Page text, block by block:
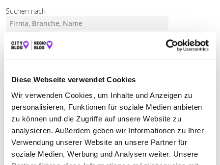
Diese Webseite verwendet Cookies
Wir verwenden Cookies, um Inhalte und Anzeigen zu
personalisieren, Funktionen für soziale Medien anbieten
zu können und die Zugriffe auf unsere Website zu
analysieren. Außerdem geben wir Informationen zu Ihrer
Verwendung unserer Website an unsere Partner für
soziale Medien, Werbung und Analysen weiter. Unsere
Suchen nach
Finden
ALLE BAD WALDSEE FRIEDRICHSHAFEN
Geschlossen - öffnet morgen um 08:00 Uhr
UROLOGISCHE GEMEINSCHAFTSPRAXIS
DRES. MED. FIESELER – KÖHLER – SIPPEL